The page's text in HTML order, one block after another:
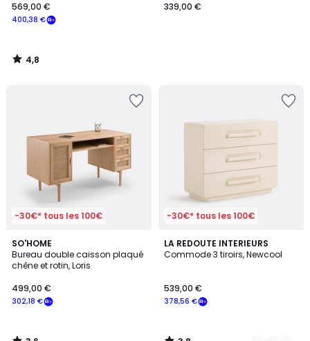
400,38 €
569,00 €
4,8
/
339,00 €
-30€* tous les 100€
SO'HOME
Bureau double caisson plaqué
chêne et rotin, Loris
302,18 €
499,00 €
3,6
/ 5
-30€* tous les 100€
LA REDOUTE INTERIEURS
Commode 3 tiroirs, Newcool
378,56 €
539,00 €
3,8
/ 5
2
Couleurs